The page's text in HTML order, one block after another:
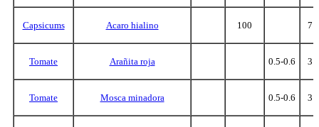
Capsicums Acaro hialino 100 7
Tomate Arañita roja 0.5-0.6 3
Tomate Mosca minadora 0.5-0.6 3